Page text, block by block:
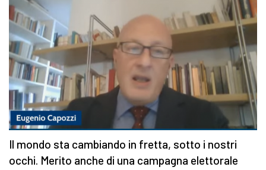
Il mondo sta cambiando in fretta, sotto i nostri
occhi. Merito anche di una campagna elettorale